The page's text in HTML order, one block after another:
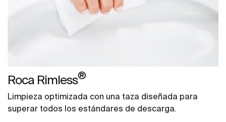
Roca Rimless®
Limpieza optimizada con una taza diseñada para
superar todos los estándares de descarga.